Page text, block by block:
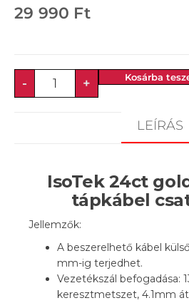
29 990 Ft
- + Kosárba
LEÍRÁS
IsoTek 24ct
tápkábel
Jellemzők:
A beszerelhető kábel
mm-ig terjedhet.
Vezetékszál befogadása:
keresztmetszet, 4.1mm